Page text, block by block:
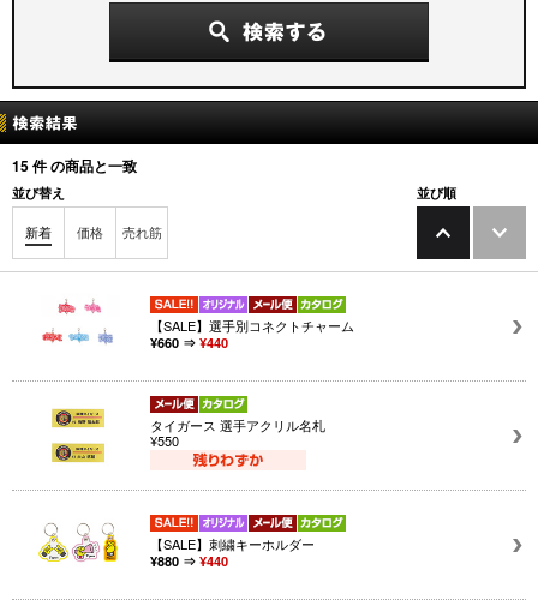
15件 の商品と一致
並び替え
新着 価格 売れ筋
並び順
【SALE】選手別コネクトチャーム
¥660 ⇒ ¥440
タイガース 選手アクリル名札
¥550
【SALE】刺繍キーホルダー
¥880 ⇒ ¥440